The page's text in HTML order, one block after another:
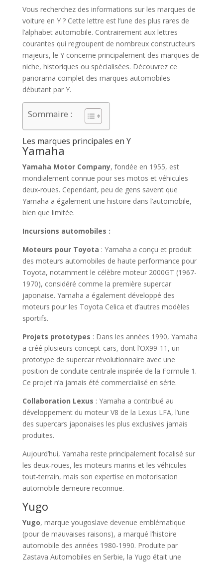
Vous recherchez des informations sur les marques de
voiture en Y ? Cette lettre est l’une des plus rares de
l’alphabet automobile. Contrairement aux lettres
courantes qui regroupent de nombreux constructeurs
majeurs, le Y concerne principalement des marques de
niche, historiques ou spécialisées. Découvrez ce
panorama complet des marques automobiles
débutant par Y.
Sommaire :
Les marques principales en Y
Yamaha
Yamaha Motor Company, fondée en 1955, est
mondialement connue pour ses motos et véhicules
deux-roues. Cependant, peu de gens savent que
Yamaha a également une histoire dans l’automobile,
bien que limitée.
Incursions automobiles :
Moteurs pour Toyota : Yamaha a conçu et produit
des moteurs automobiles de haute performance pour
Toyota, notamment le célèbre moteur 2000GT (1967-
1970), considéré comme la première supercar
japonaise. Yamaha a également développé des
moteurs pour les Toyota Celica et d’autres modèles
sportifs.
Projets prototypes : Dans les années 1990, Yamaha
a créé plusieurs concept-cars, dont l’OX99-11, un
prototype de supercar révolutionnaire avec une
position de conduite centrale inspirée de la Formule 1.
Ce projet n’a jamais été commercialisé en série.
Collaboration Lexus : Yamaha a contribué au
développement du moteur V8 de la Lexus LFA, l’une
des supercars japonaises les plus exclusives jamais
produites.
Aujourd’hui, Yamaha reste principalement focalisé sur
les deux-roues, les moteurs marins et les véhicules
tout-terrain, mais son expertise en motorisation
automobile demeure reconnue.
Yugo
Yugo, marque yougoslave devenue emblématique
(pour de mauvaises raisons), a marqué l’histoire
automobile des années 1980-1990. Produite par
Zastava Automobiles en Serbie, la Yugo était une